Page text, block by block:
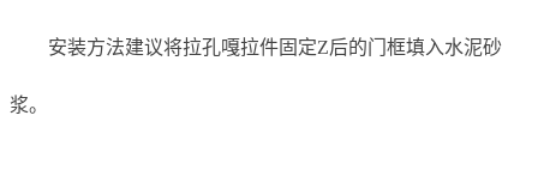
安装方法建议将拉孔嘎拉件固定Z后的门框填入水泥砂
浆。